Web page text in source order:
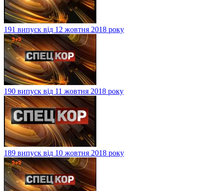
191 випуск від 12 жовтня 2018 року
190 випуск від 11 жовтня 2018 року
189 випуск від 10 жовтня 2018 року